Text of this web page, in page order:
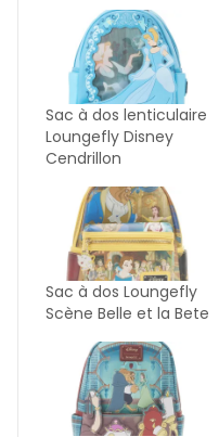
Sac à dos lenticulaire
Loungefly Disney
Cendrillon
Sac à dos Loungefly
Scène Belle et la Bete